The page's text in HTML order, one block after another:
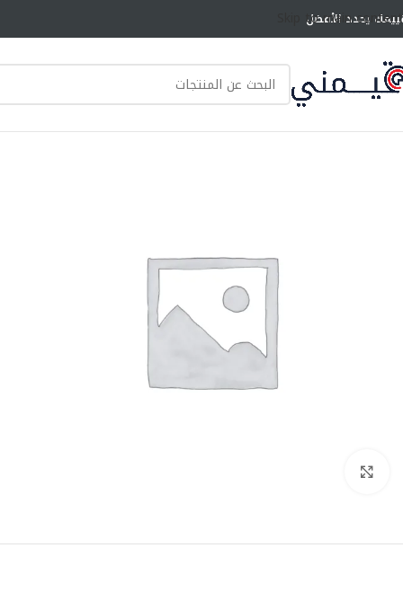
Skip to main content
يحدد الأفضل